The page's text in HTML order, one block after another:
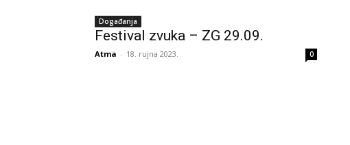
Događanja
Festival zvuka – ZG 29.09.
Atma - 18. rujna 2023. 0